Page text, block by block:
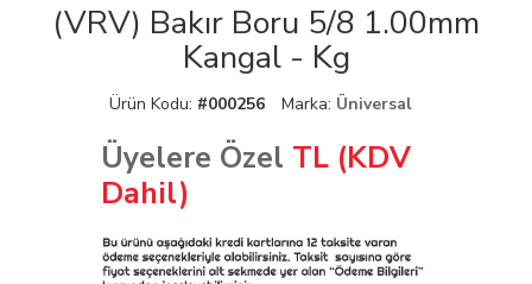
(VRV) Bakır Boru 5/8 1.00mm
Kangal - Kg
Ürün Kodu: #000256 Marka: Üniversal
Üyelere Özel TL (KDV
Dahil)